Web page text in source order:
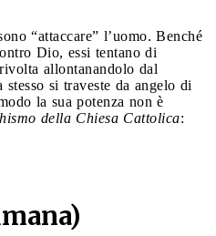
“attaccare” l’uomo. Benché
Dio, essi tentano di
allontanandolo dal
si traveste da angelo di
la sua potenza non è
della Chiesa Cattolica: